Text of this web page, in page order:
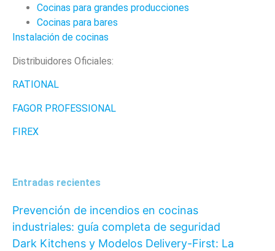
Cocinas para grandes producciones
Cocinas para bares
Instalación de cocinas
Distribuidores Oficiales:
RATIONAL
FAGOR PROFESSIONAL
FIREX
Entradas recientes
Prevención de incendios en cocinas
industriales: guía completa de seguridad
Dark Kitchens y Modelos Delivery-First: La